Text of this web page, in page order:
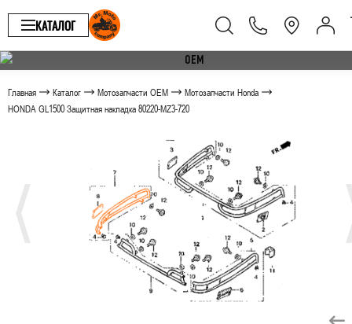
КАТАЛОГ
Главная Каталог Мотозапчасти OEM
Мотозапчасти Honda
HONDA GL1500 Защитная накладка 80220-MZ3-720